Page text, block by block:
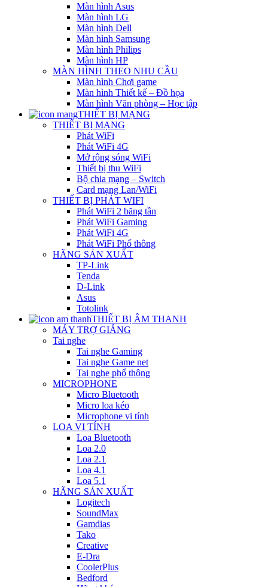
Màn hình Asus
Màn hình LG
Màn hình Dell
Màn hình Samsung
Màn hình Philips
Màn hình HP
MÀN HÌNH THEO NHU CẦU
Màn hình Chơi game
Màn hình Thiết kế – Đồ họa
Màn hình Văn phòng – Học tập
THIẾT BỊ MẠNG
THIẾT BỊ MẠNG
Phát WiFi
Phát WiFi 4G
Mở rộng sóng WiFi
Thiết bị thu WiFi
Bộ chia mạng – Switch
Card mạng Lan/WiFi
THIẾT BỊ PHÁT WIFI
Phát WiFi 2 băng tần
Phát WiFi Gaming
Phát WiFi 4G
Phát WiFi Phổ thông
HÃNG SẢN XUẤT
TP-Link
Tenda
D-Link
Asus
Totolink
THIẾT BỊ ÂM THANH
MÁY TRỢ GIẢNG
Tai nghe
Tai nghe Gaming
Tai nghe Game net
Tai nghe phổ thông
MICROPHONE
Micro Bluetooth
Micro loa kéo
Microphone vi tính
LOA VI TÍNH
Loa Bluetooth
Loa 2.0
Loa 2.1
Loa 4.1
Loa 5.1
HÃNG SẢN XUẤT
Logitech
SoundMax
Gamdias
Tako
Creative
E-Dra
CoolerPlus
Bedford